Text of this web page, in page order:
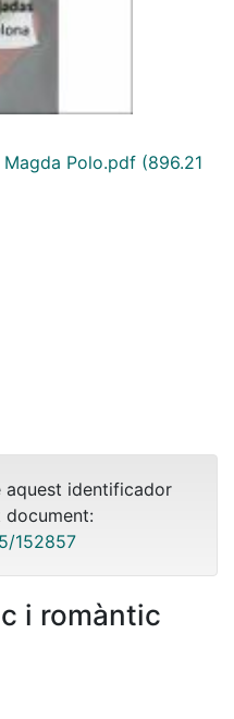
Polo.pdf (896.21
aquest identificador
document:
152857
i romàntic